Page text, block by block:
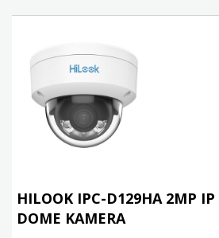
HILOOK IPC-D129HA 2MP IP
DOME KAMERA